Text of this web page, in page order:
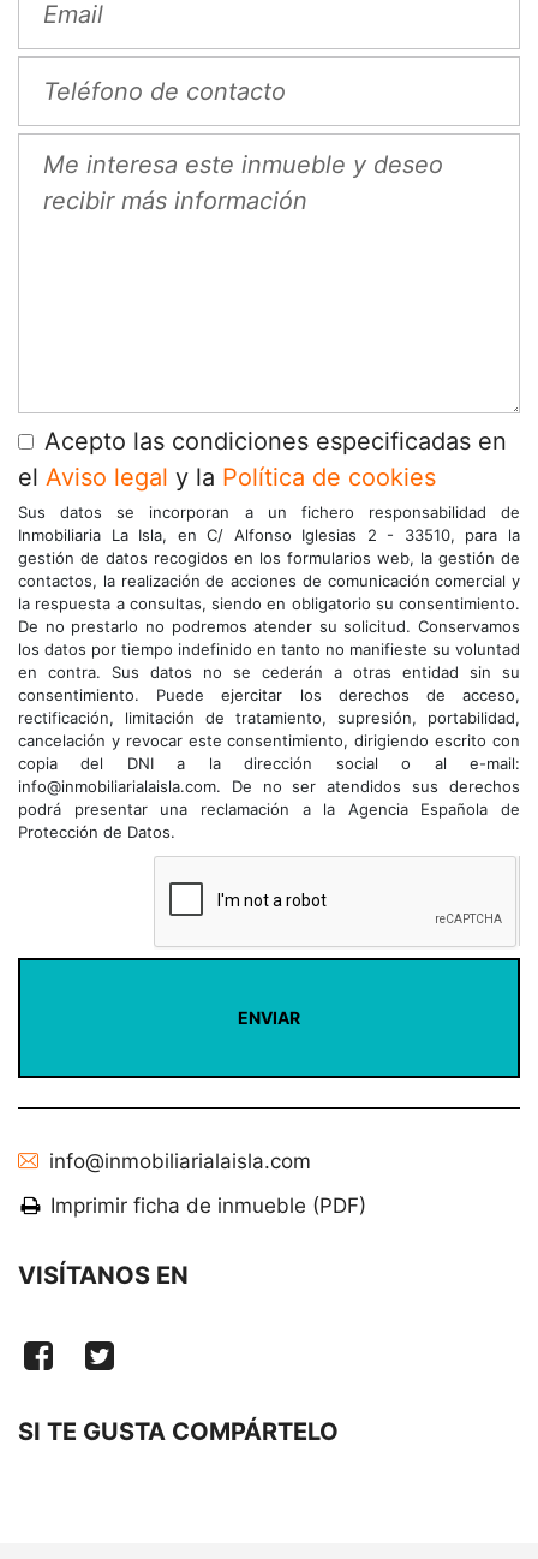
Acepto las condiciones especificadas en
el Aviso legal y la Política de cookies
Sus datos se incorporan a un fichero responsabilidad de
Inmobiliaria La Isla, en C/ Alfonso Iglesias 2 - 33510, para la
gestión de datos recogidos en los formularios web, la gestión de
contactos, la realización de acciones de comunicación comercial y
la respuesta a consultas, siendo en obligatorio su consentimiento.
De no prestarlo no podremos atender su solicitud. Conservamos
los datos por tiempo indefinido en tanto no manifieste su voluntad
en contra. Sus datos no se cederán a otras entidad sin su
consentimiento. Puede ejercitar los derechos de acceso,
rectificación, limitación de tratamiento, supresión, portabilidad,
cancelación y revocar este consentimiento, dirigiendo escrito con
copia del DNI a la dirección social o al e-mail:
info@inmobiliarialaisla.com. De no ser atendidos sus derechos
podrá presentar una reclamación a la Agencia Española de
Protección de Datos.
info@inmobiliarialaisla.com
Imprimir ficha de inmueble (PDF)
VISÍTANOS EN
SI TE GUSTA COMPÁRTELO